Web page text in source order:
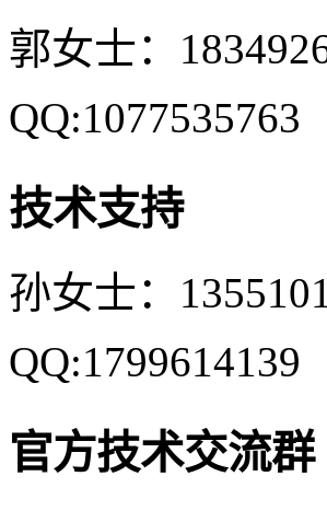
郭女士：
QQ:1077535763
技术支持
孙女士：
QQ:1799614139
官方技术交流群